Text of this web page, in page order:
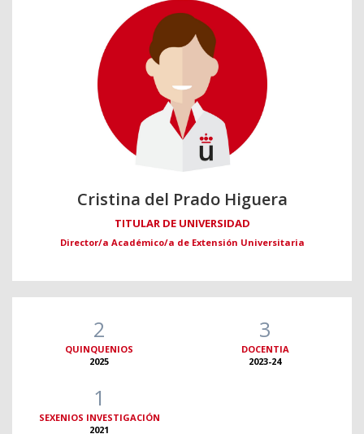
Cristina del Prado Higuera
TITULAR DE UNIVERSIDAD
Director/a Académico/a de Extensión Universitaria
2
QUINQUENIOS
2025
3
DOCENTIA
2023-24
1
SEXENIOS INVESTIGACIÓN
2021